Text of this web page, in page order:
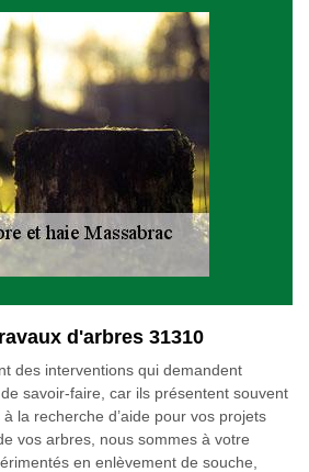
d'arbres 31310
des interventions qui demandent
savoir-faire, car ils présentent souvent
la recherche d’aide pour vos projets
vos arbres, nous sommes à votre
en enlèvement de souche,